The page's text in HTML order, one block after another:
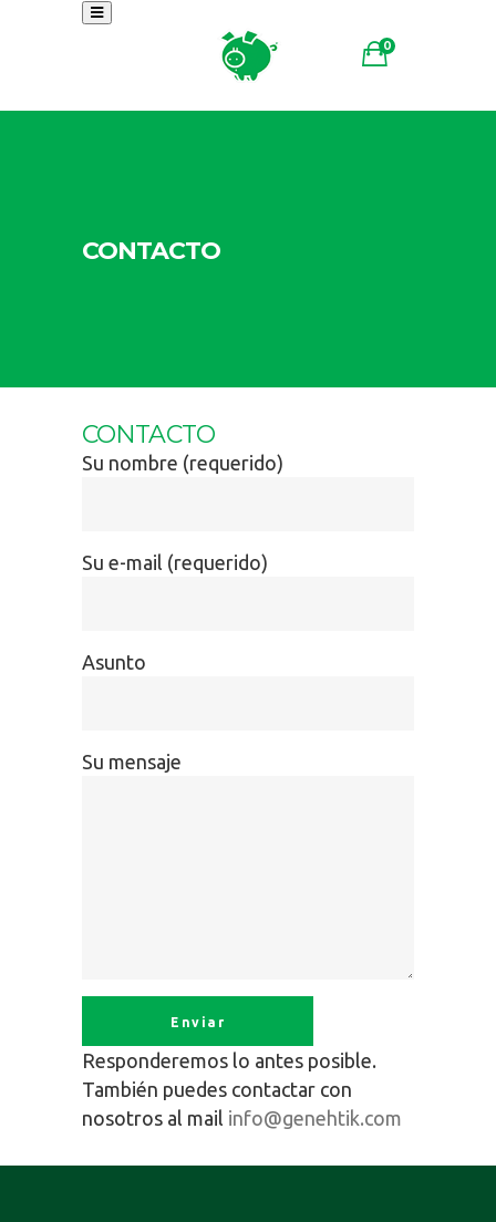
0
CONTACTO
CONTACTO
Su nombre (requerido)
Su e-mail (requerido)
Asunto
Su mensaje
Responderemos lo antes posible.
También puedes contactar con
nosotros al mail info@genehtik.com